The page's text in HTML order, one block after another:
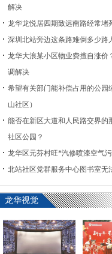
解决
龙华龙悦居四期致远南路经常堵
深圳北站旁边这条路难倒多少路
龙华大浪某小区物业费擅自涨价
调解决
希望有关部门能补偿占用的公园
山社区）
能否在新区大道和人民路交界的
社区公园？
龙华区元芬村旺*汽修喷漆空气污
北站社区党群服务中心图书室无
龙华视觉